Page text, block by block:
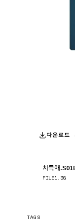
다운로
치득애
FILE1.3G
TAGS